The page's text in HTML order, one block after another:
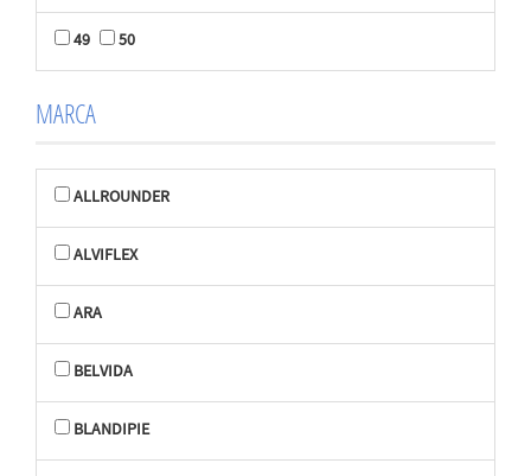
49 50
MARCA
ALLROUNDER
ALVIFLEX
ARA
BELVIDA
BLANDIPIE